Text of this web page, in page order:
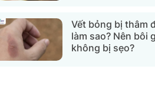
Vết bỏng bị thâm
làm sao? Nên bôi
không bị sẹo?